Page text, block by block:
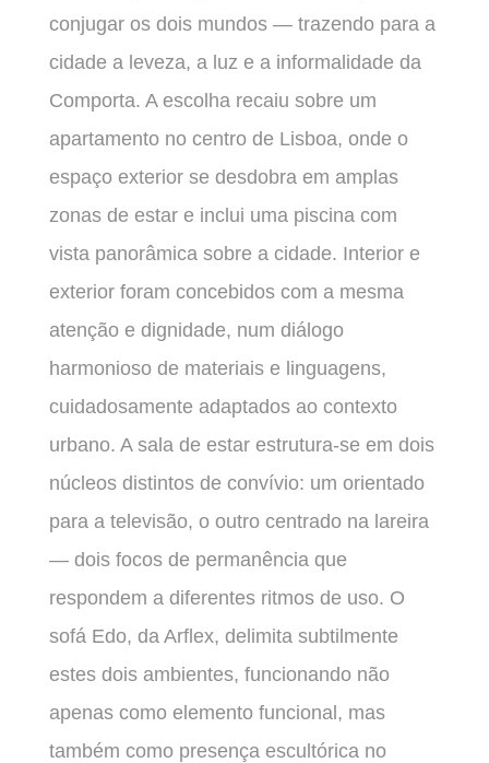
conjugar os dois mundos — trazendo para a
cidade a leveza, a luz e a informalidade da
Comporta. A escolha recaiu sobre um
apartamento no centro de Lisboa, onde o
espaço exterior se desdobra em amplas
zonas de estar e inclui uma piscina com
vista panorâmica sobre a cidade. Interior e
exterior foram concebidos com a mesma
atenção e dignidade, num diálogo
harmonioso de materiais e linguagens,
cuidadosamente adaptados ao contexto
urbano. A sala de estar estrutura-se em dois
núcleos distintos de convívio: um orientado
para a televisão, o outro centrado na lareira
— dois focos de permanência que
respondem a diferentes ritmos de uso. O
sofá Edo, da Arflex, delimita subtilmente
estes dois ambientes, funcionando não
apenas como elemento funcional, mas
também como presença escultórica no